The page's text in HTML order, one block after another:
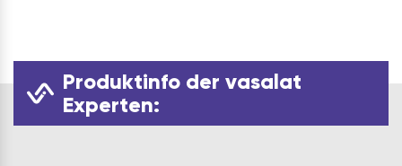
Produktinfo der vasalat
Experten: